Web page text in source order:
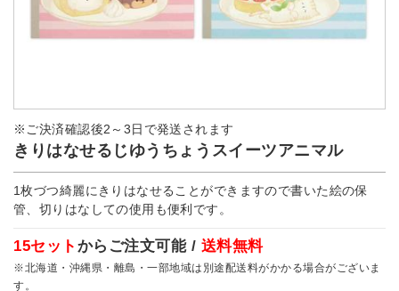
※ご決済確認後2～3日で発送されます
きりはなせるじゆうちょうスイーツアニマル
1枚づつ綺麗にきりはなせることができますので書いた絵の保
管、切りはなしての使用も便利です。
15セット からご注文可能 / 送料無料
※北海道・沖縄県・離島・一部地域は別途配送料がかかる場合がございま
す。